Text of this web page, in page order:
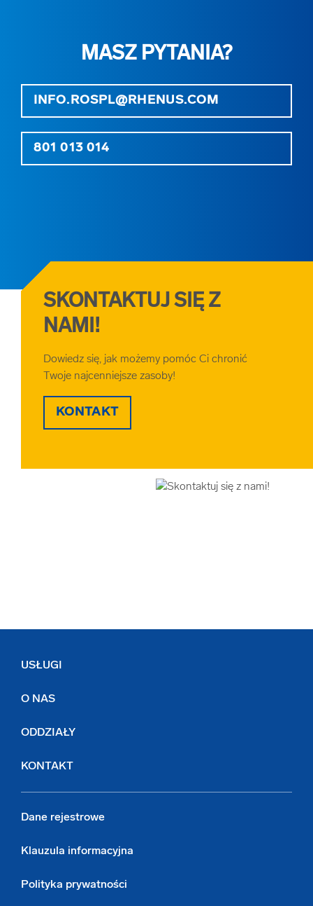
MASZ PYTANIA?
INFO.ROSPL@RHENUS.COM
801 013 014
SKONTAKTUJ SIĘ Z
NAMI!
Dowiedz się, jak możemy pomóc Ci chronić
Twoje najcenniejsze zasoby!
KONTAKT
USŁUGI
O NAS
ODDZIAŁY
KONTAKT
Dane rejestrowe
Klauzula informacyjna
Polityka prywatności